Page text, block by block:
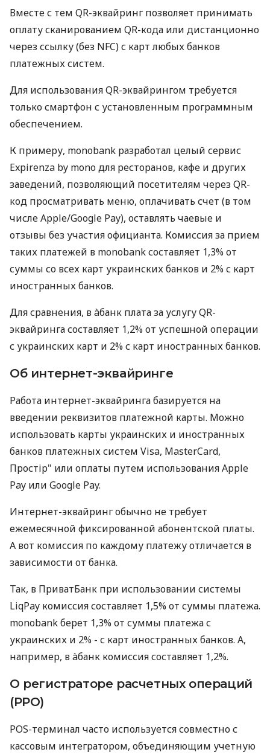
Вместе с тем QR-эквайринг позволяет принимать
оплату сканированием QR-кода или дистанционно
через ссылку (без NFC) с карт любых банков
платежных систем.
Для использования QR-эквайрингом требуется
только смартфон с установленным программным
обеспечением.
К примеру, monobank разработал целый сервис
Expirenza by mono для ресторанов, кафе и других
заведений, позволяющий посетителям через QR-
код просматривать меню, оплачивать счет (в том
числе Apple/Google Pay), оставлять чаевые и
отзывы без участия официанта. Комиссия за прием
таких платежей в monobank составляет 1,3% от
суммы со всех карт украинских банков и 2% с карт
иностранных банков.
Для сравнения, в àбанк плата за услугу QR-
эквайринга составляет 1,2% от успешной операции
с украинских карт и 2% с карт иностранных банков.
Об интернет-эквайринге
Работа интернет-эквайринга базируется на
введении реквизитов платежной карты. Можно
использовать карты украинских и иностранных
банков платежных систем Visa, MasterCard,
Простір" или оплаты путем использования Apple
Pay или Google Pay.
Интернет-эквайринг обычно не требует
ежемесячной фиксированной абонентской платы.
А вот комиссия по каждому платежу отличается в
зависимости от банка.
Так, в ПриватБанк при использовании системы
LiqPay комиссия составляет 1,5% от суммы платежа.
monobank берет 1,3% от суммы платежа с
украинских и 2% - с карт иностранных банков. А,
например, в àбанк комиссия составляет 1,2%.
О регистраторе расчетных операций
(РРО)
POS-терминал часто используется совместно с
кассовым интегратором, объединяющим учетную